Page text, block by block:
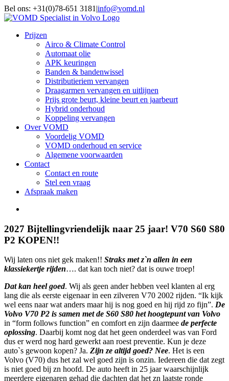
Ga
naar
Bel ons: +31(0)78-651 3181 |info@vomd.nl
Prijzen
Airco & Climate Control
Automaat olie
APK keuringen
Banden & bandenwissel
Distributieriem vervangen
Draagarmen vervangen en uitlijnen
Prijs grote beurt, kleine beurt en jaarbeurt
Hybrid onderhoud
Koppeling vervangen
Over VOMD
Voordelig VOMD
VOMD onderhoud en service
Algemene voorwaarden
Contact
Contact en route
Stel een vraag
Afspraak maken
afbeelding
2027 Bijtellingvriendelijk naar 25 jaar! V70 S60 S80
P2 KOPEN!!
Wij laten ons niet gek maken!! Straks met z`n allen in een
klassiekertje rijden…. dat kan toch niet? dat is ouwe troep!
Dat kan heel goed. Wij als geen ander hebben veel klanten al erg
lang die als eerste eigenaar in een zilveren V70 2002 rijden. “Ik kijk
wel eens naar wat anders maar hij is nog goed en hij rijd zo fijn”. De
Volvo V70 P2 is samen met de S60 S80 het hoogtepunt van Volvo
in “form follows function” en comfort en zijn daarmee de perfecte
oplossing. Daarbij komt nog dat het geen onderdeel was van Ford
dus er werd nog hard gewerkt aan roest preventie. Kun je deze
auto`s gewoon kopen? Ja. Zijn ze altijd goed? Nee. Het is een
Volvo (V70) dus het zal wel goed zijn is onzin. Iedereen die dat zegt
is niet goed bij zn hoofd. De auto heeft in 25 jaar waarschijnlijk
meerdere eigenaren gehad die dachten dat het zn laatste ronde